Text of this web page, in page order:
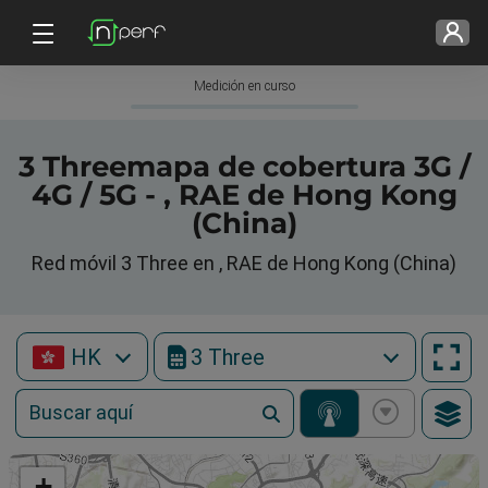
Medición en curso
3 Threemapa de cobertura 3G /
4G / 5G - , RAE de Hong Kong
(China)
Red móvil 3 Three en , RAE de Hong Kong (China)
HK 3 Three